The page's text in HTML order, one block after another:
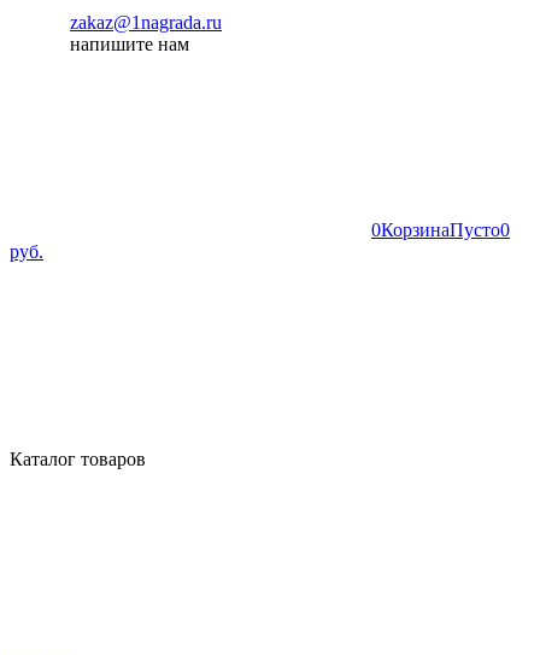
zakaz@1nagrada.ru
напишите нам
0КорзинаПусто0
руб.
Каталог товаров